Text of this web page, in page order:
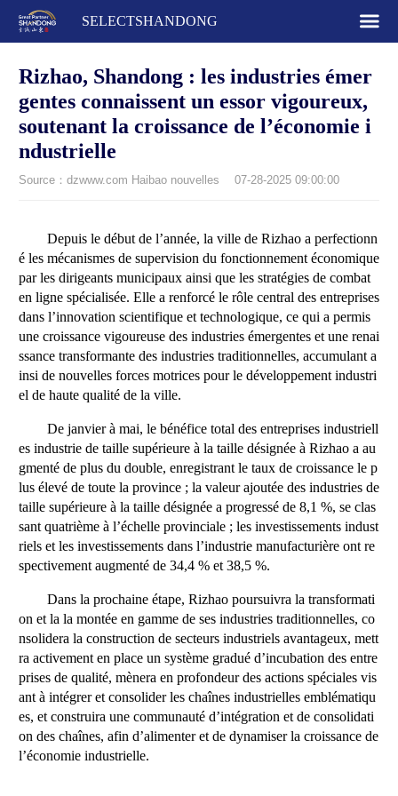
SELECTSHANDONG
Rizhao, Shandong : les industries émer
gentes connaissent un essor vigoureux,
soutenant la croissance de l’économie i
ndustrielle
Source：dzwww.com Haibao nouvelles 07-28-2025 09:00:00
Depuis le début de l’année, la ville de Rizhao a perfectionn
é les mécanismes de supervision du fonctionnement économique
par les dirigeants municipaux ainsi que les stratégies de combat
en ligne spécialisée. Elle a renforcé le rôle central des entreprises
dans l’innovation scientifique et technologique, ce qui a permis
une croissance vigoureuse des industries émergentes et une renai
ssance transformante des industries traditionnelles, accumulant a
insi de nouvelles forces motrices pour le développement industri
el de haute qualité de la ville.
De janvier à mai, le bénéfice total des entreprises industriell
es industrie de taille supérieure à la taille désignée à Rizhao a au
gmenté de plus du double, enregistrant le taux de croissance le p
lus élevé de toute la province ; la valeur ajoutée des industries de
taille supérieure à la taille désignée a progressé de 8,1 %, se clas
sant quatrième à l’échelle provinciale ; les investissements indust
riels et les investissements dans l’industrie manufacturière ont re
spectivement augmenté de 34,4 % et 38,5 %.
Dans la prochaine étape, Rizhao poursuivra la transformati
on et la la montée en gamme de ses industries traditionnelles, co
nsolidera la construction de secteurs industriels avantageux, mett
ra activement en place un système gradué d’incubation des entre
prises de qualité, mènera en profondeur des actions spéciales vis
ant à intégrer et consolider les chaînes industrielles emblématiqu
es, et construira une communauté d’intégration et de consolidati
on des chaînes, afin d’alimenter et de dynamiser la croissance de
l’économie industrielle.